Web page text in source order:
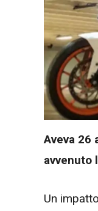
Aveva 26
avvenuto
Un